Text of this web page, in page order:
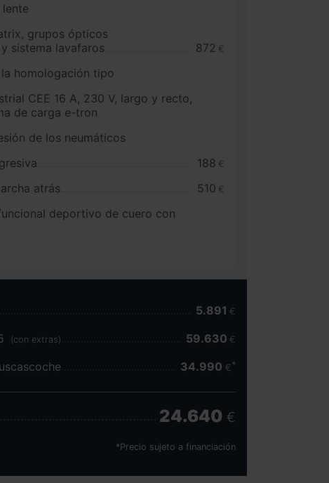
grupos ópticos
sistema lavafaros
872 €
homologación tipo
CEE 16 A, 230 V, largo y recto,
de carga e-tron
de los neumáticos
188 €
atrás 510 €
deportivo de cuero con
5.891 €
(con extras) 59.630 €
34.990 €
24.640 €
*Precio sujeto a financiación